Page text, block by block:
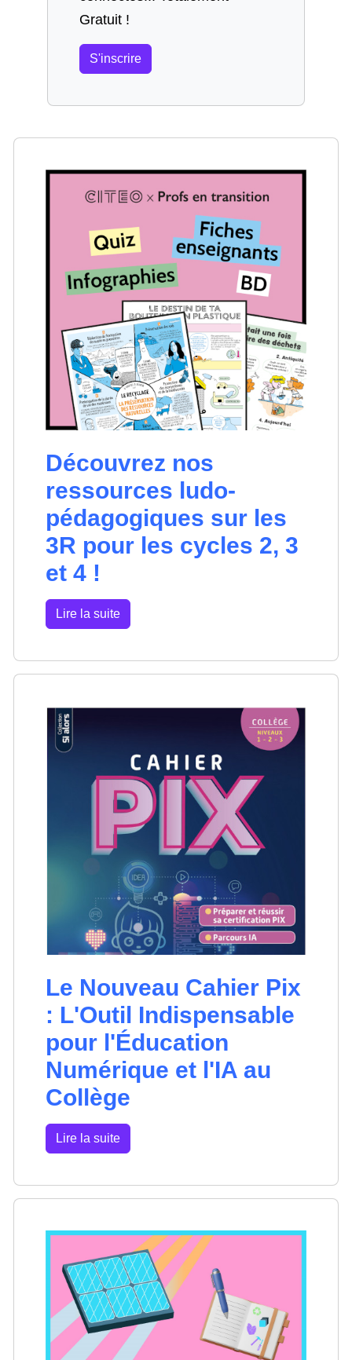
Gratuit !
S'inscrire
Découvrez nos
ressources ludo-
pédagogiques sur les
3R pour les cycles 2, 3
et 4 !
Lire la suite
Le Nouveau Cahier Pix
: L'Outil Indispensable
pour l'Éducation
Numérique et l'IA au
Collège
Lire la suite